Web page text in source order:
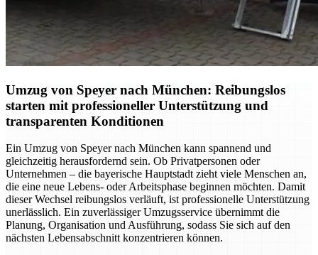
Umzug von Speyer nach München: Reibungslos
starten mit professioneller Unterstützung und
transparenten Konditionen
Ein Umzug von Speyer nach München kann spannend und
gleichzeitig herausfordernd sein. Ob Privatpersonen oder
Unternehmen – die bayerische Hauptstadt zieht viele Menschen an,
die eine neue Lebens- oder Arbeitsphase beginnen möchten. Damit
dieser Wechsel reibungslos verläuft, ist professionelle Unterstützung
unerlässlich. Ein zuverlässiger Umzugsservice übernimmt die
Planung, Organisation und Ausführung, sodass Sie sich auf den
nächsten Lebensabschnitt konzentrieren können.